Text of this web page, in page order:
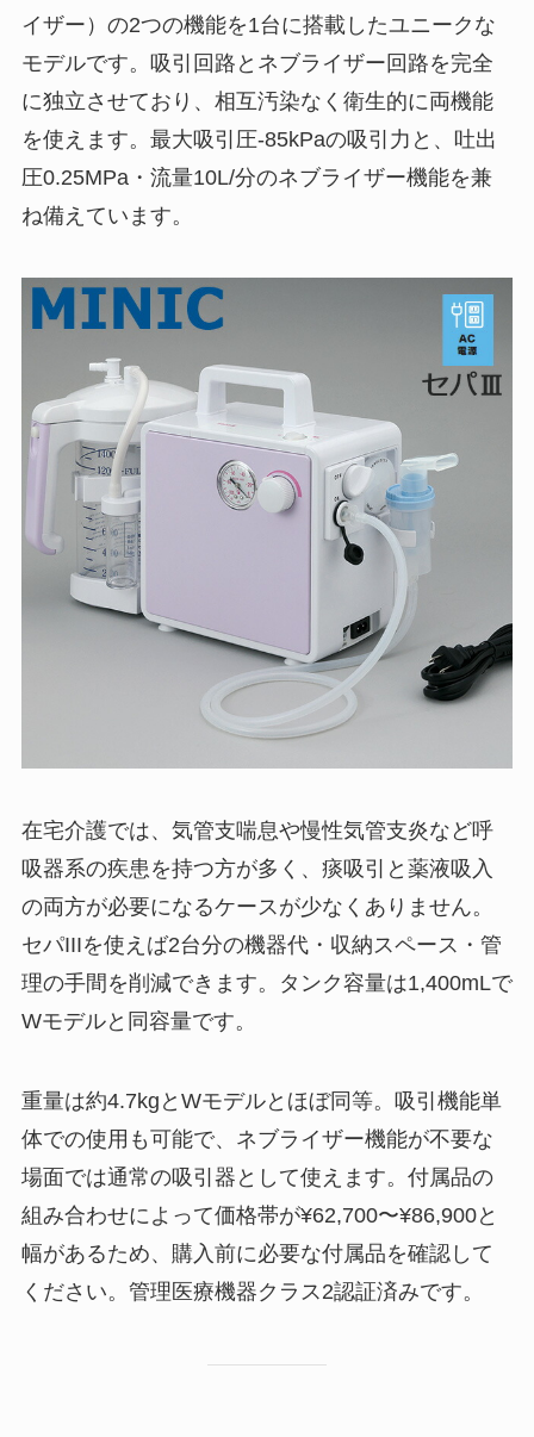
イザー）の2つの機能を1台に搭載したユニークな
モデルです。吸引回路とネブライザー回路を完全
に独立させており、相互汚染なく衛生的に両機能
を使えます。最大吸引圧-85kPaの吸引力と、吐出
圧0.25MPa・流量10L/分のネブライザー機能を兼
ね備えています。
在宅介護では、気管支喘息や慢性気管支炎など呼
吸器系の疾患を持つ方が多く、痰吸引と薬液吸入
の両方が必要になるケースが少なくありません。
セパIIIを使えば2台分の機器代・収納スペース・管
理の手間を削減できます。タンク容量は1,400mLで
Wモデルと同容量です。
重量は約4.7kgとWモデルとほぼ同等。吸引機能単
体での使用も可能で、ネブライザー機能が不要な
場面では通常の吸引器として使えます。付属品の
組み合わせによって価格帯が¥62,700〜¥86,900と
幅があるため、購入前に必要な付属品を確認して
ください。管理医療機器クラス2認証済みです。